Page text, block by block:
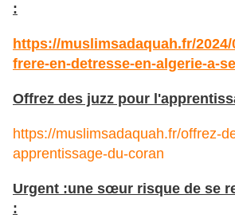
:
https://muslimsadaquah.fr/
frere-en-detresse-en-algerie-a-
Offrez des juzz pour
https://muslimsadaquah.fr/offrez-
apprentissage-du-coran
Urgent :une sœur risque de se
: